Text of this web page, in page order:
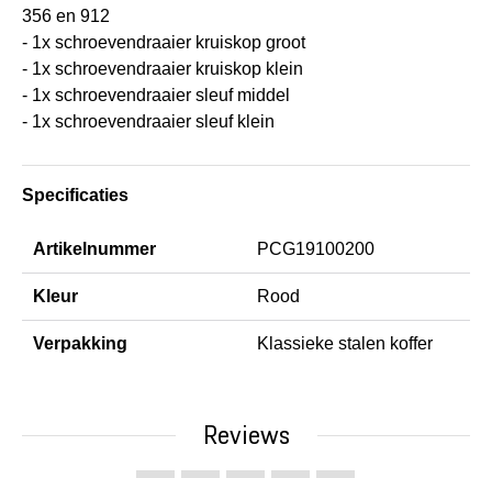
356 en 912
- 1x schroevendraaier kruiskop groot
- 1x schroevendraaier kruiskop klein
- 1x schroevendraaier sleuf middel
- 1x schroevendraaier sleuf klein
Specificaties
Artikelnummer PCG19100200
Kleur Rood
Verpakking Klassieke stalen koffer
Reviews